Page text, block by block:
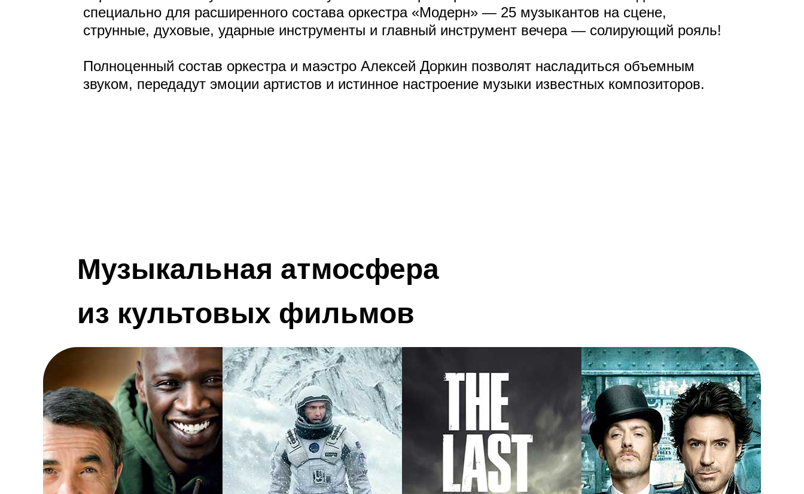
специально для расширенного состава оркестра «Модерн» — 25 музыкантов на сцене,
струнные, духовые, ударные инструменты и главный инструмент вечера — солирующий рояль!
Полноценный состав оркестра и маэстро Алексей Доркин позволят насладиться объемным
звуком, передадут эмоции артистов и истинное настроение музыки известных композиторов.
Купить билеты
Музыкальная атмосфера
из культовых фильмов